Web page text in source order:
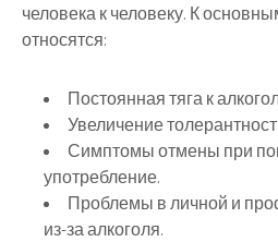
человека к человеку. К
относятся:
Постоянная тяга к
Увеличение
Симптомы отмены при
употребление.
Проблемы в личной и
из-за алкоголя.